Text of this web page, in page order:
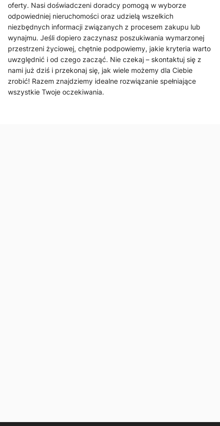
oferty. Nasi doświadczeni doradcy pomogą w wyborze
odpowiedniej nieruchomości oraz udzielą wszelkich
niezbędnych informacji związanych z procesem zakupu lub
wynajmu. Jeśli dopiero zaczynasz poszukiwania wymarzonej
przestrzeni życiowej, chętnie podpowiemy, jakie kryteria warto
uwzględnić i od czego zacząć. Nie czekaj – skontaktuj się z
nami już dziś i przekonaj się, jak wiele możemy dla Ciebie
zrobić! Razem znajdziemy idealne rozwiązanie spełniające
wszystkie Twoje oczekiwania.